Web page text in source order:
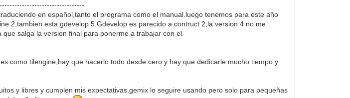
en español,tanto el programa como el manual.luego tenemos para este año
2,tambien esta gdevelop 5.Gdevelop es parecido a contruct 2,la version 4 no me
salga la version final para ponerme a trabajar con el.
como tilengine,hay que hacerlo todo desde cero y hay que dedicarle mucho tiempo y
y libres y cumplen mis expectativas,gemix lo seguire usando pero solo para pequeñas